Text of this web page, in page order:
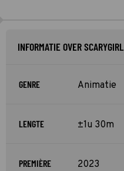
INFORMATIE OVER SCARYGIRL
GENRE Animatie
LENGTE ±1u 30m
PREMIÈRE 2023